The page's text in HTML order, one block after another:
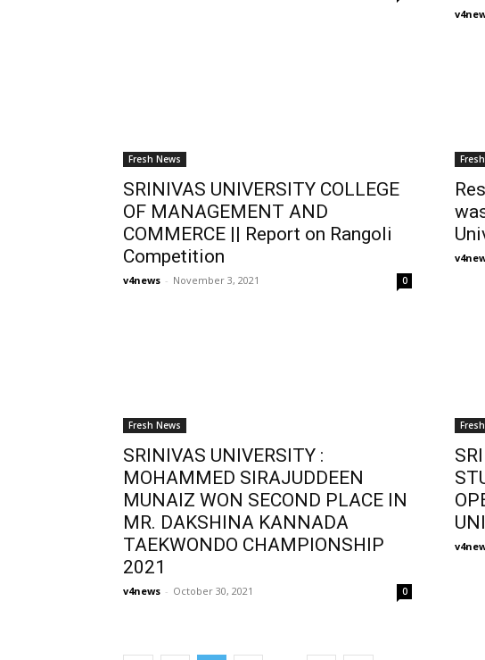
Fresh News
SRINIVAS UNIVERSITY COLLEGE
OF MANAGEMENT AND
COMMERCE || Report on Rangoli
Competition
v4news - November 3, 2021 0
Fresh News
SRINIVAS UNIVERSITY :
MOHAMMED SIRAJUDDEEN
MUNAIZ WON SECOND PLACE IN
MR. DAKSHINA KANNADA
TAEKWONDO CHAMPIONSHIP
2021
v4news - October 30, 2021 0